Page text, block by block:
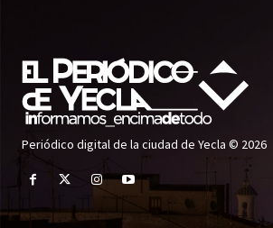
Periódico digital de la ciudad de Yecla © 2026